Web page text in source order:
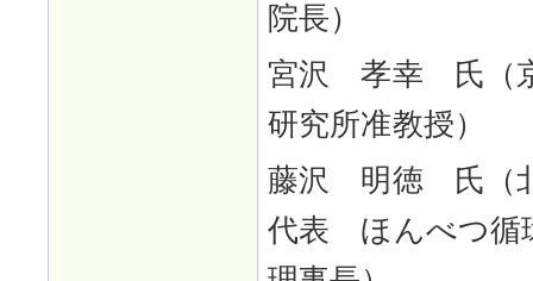
院長）
宮沢 孝幸 氏（
研究所准教授）
藤沢 明徳 氏（
代表 ほんべつ循